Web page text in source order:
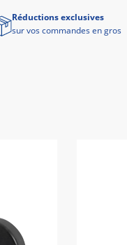
Réductions exclusives
sur vos commandes en gros